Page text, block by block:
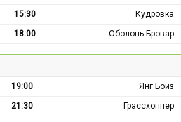
15:30
Кудровка
18:00 Оболонь-Бровар
19:00
Янг Бойз
21:30 Грассхоппер